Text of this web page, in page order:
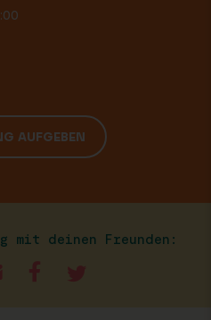
AUFGEBEN
mit deinen Freunden: